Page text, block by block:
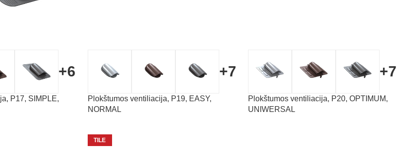
+6
P17, SIMPLE,
+7
Plokštumos ventiliacija, P19, EASY,
NORMAL
+7
Plokštumos ventiliacija, P20, OPTIMUM,
UNIWERSAL
TILE